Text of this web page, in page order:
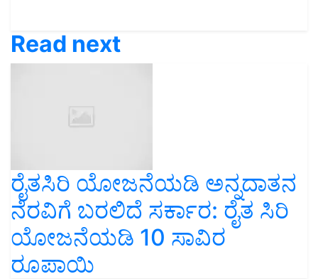
Read next
ರೈತಸಿರಿ ಯೋಜನೆಯಡಿ ಅನ್ನದಾತನ
ನೆರವಿಗೆ ಬರಲಿದೆ ಸರ್ಕಾರ: ರೈತ ಸಿರಿ
ಯೋಜನೆಯಡಿ 10 ಸಾವಿರ
ರೂಪಾಯಿ